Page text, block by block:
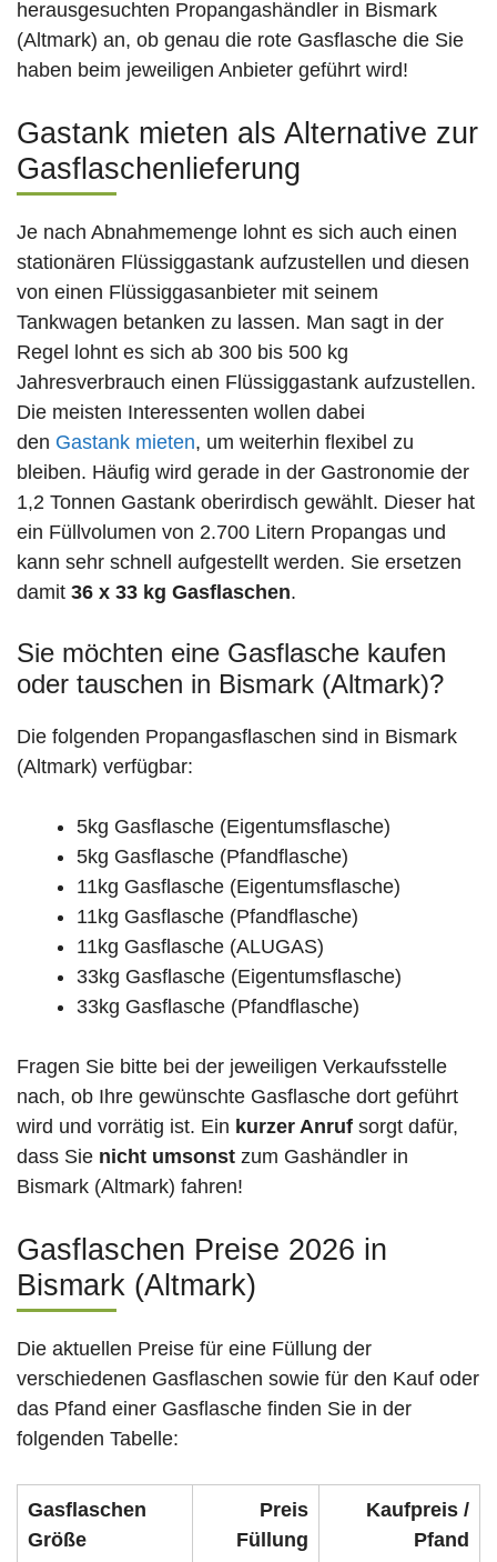
herausgesuchten Propangashändler in Bismark
(Altmark) an, ob genau die rote Gasflasche die Sie
haben beim jeweiligen Anbieter geführt wird!
Gastank mieten als Alternative zur
Gasflaschenlieferung
Je nach Abnahmemenge lohnt es sich auch einen
stationären Flüssiggastank aufzustellen und diesen
von einen Flüssiggasanbieter mit seinem
Tankwagen betanken zu lassen. Man sagt in der
Regel lohnt es sich ab 300 bis 500 kg
Jahresverbrauch einen Flüssiggastank aufzustellen.
Die meisten Interessenten wollen dabei
den Gastank mieten, um weiterhin flexibel zu
bleiben. Häufig wird gerade in der Gastronomie der
1,2 Tonnen Gastank oberirdisch gewählt. Dieser hat
ein Füllvolumen von 2.700 Litern Propangas und
kann sehr schnell aufgestellt werden. Sie ersetzen
damit 36 x 33 kg Gasflaschen.
Sie möchten eine Gasflasche kaufen
oder tauschen in Bismark (Altmark)?
Die folgenden Propangasflaschen sind in Bismark
(Altmark) verfügbar:
5kg Gasflasche (Eigentumsflasche)
5kg Gasflasche (Pfandflasche)
11kg Gasflasche (Eigentumsflasche)
11kg Gasflasche (Pfandflasche)
11kg Gasflasche (ALUGAS)
33kg Gasflasche (Eigentumsflasche)
33kg Gasflasche (Pfandflasche)
Fragen Sie bitte bei der jeweiligen Verkaufsstelle
nach, ob Ihre gewünschte Gasflasche dort geführt
wird und vorrätig ist. Ein kurzer Anruf sorgt dafür,
dass Sie nicht umsonst zum Gashändler in
Bismark (Altmark) fahren!
Gasflaschen Preise 2026 in
Bismark (Altmark)
Die aktuellen Preise für eine Füllung der
verschiedenen Gasflaschen sowie für den Kauf oder
das Pfand einer Gasflasche finden Sie in der
folgenden Tabelle:
Gasflaschen
Größe
Preis
Füllung
Kaufpreis /
Pfand